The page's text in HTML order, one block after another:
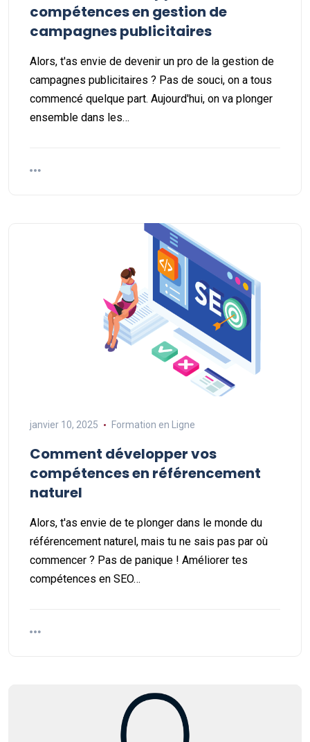
compétences en gestion de
campagnes publicitaires
Alors, t'as envie de devenir un pro de la gestion de
campagnes publicitaires ? Pas de souci, on a tous
commencé quelque part. Aujourd'hui, on va plonger
ensemble dans les…
janvier 10, 2025 Formation en Ligne
Comment développer vos
compétences en référencement
naturel
Alors, t'as envie de te plonger dans le monde du
référencement naturel, mais tu ne sais pas par où
commencer ? Pas de panique ! Améliorer tes
compétences en SEO…